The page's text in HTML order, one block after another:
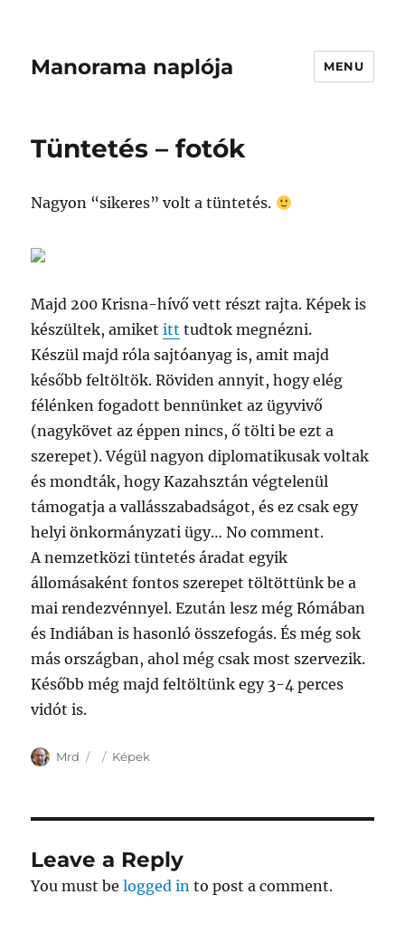
Manorama naplója MENU
Tüntetés – fotók
Nagyon “sikeres” volt a tüntetés.
Majd 200 Krisna-hívő vett részt rajta. Képek is
készültek, amiketitt tudtok megnézni.
Készül majd róla sajtóanyag is, amit majd
később feltöltök. Röviden annyit, hogy elég
félénken fogadott bennünket az ügyvivő
(nagykövet az éppen nincs, ő tölti be ezt a
szerepet). Végül nagyon diplomatikusak voltak
és mondták, hogy Kazahsztán végtelenül
támogatja a vallásszabadságot, és ez csak egy
helyi önkormányzati ügy… No comment.
A nemzetközi tüntetés áradat egyik
állomásaként fontos szerepet töltöttünk be a
mai rendezvénnyel. Ezután lesz még Rómában
és Indiában is hasonló összefogás. És még sok
más országban, ahol még csak most szervezik.
Később még majd feltöltünk egy 3-4 perces
vidót is.
Author
Mrd
Posted
Categories
Képek
Leave a Reply
You must belogged in to post a comment.